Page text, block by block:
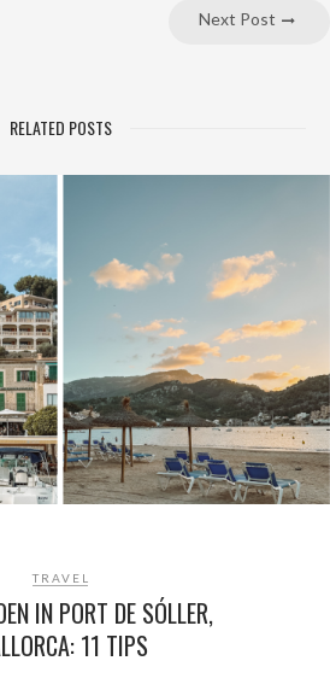
Next Post
RELATED POSTS
TRAVEL
IN PORT DE SÓLLER,
11 TIPS